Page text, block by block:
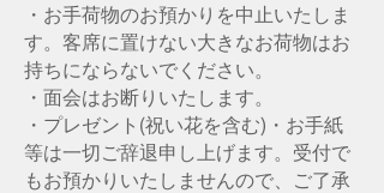
・お手荷物のお預かりを中止いたしま
す。客席に置けない大きなお荷物はお
持ちにならないでください。
・面会はお断りいたします。
・プレゼント(祝い花を含む)・お手紙
等は一切ご辞退申し上げます。受付で
もお預かりいたしませんので、ご了承